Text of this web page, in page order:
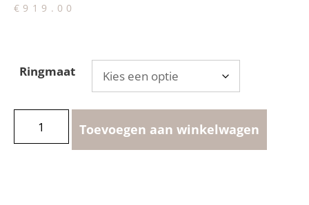
€ 919.00
Ringmaat
Toevoegen aan winkelwagen